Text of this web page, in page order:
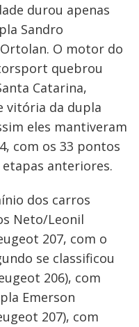
durou apenas
Sandro
O motor do
quebrou
Catarina,
vitória da dupla
eles mantiveram
com os 33 pontos
anteriores.
dos carros
Neto/Leonil
207, com o
se classificou
206), com
Emerson
207), com